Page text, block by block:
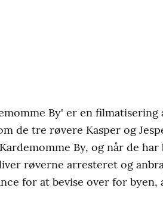
By' er en filmatisering
de tre røvere Kasper og
By, og når de
røverne arresteret og
for at bevise over for byen,